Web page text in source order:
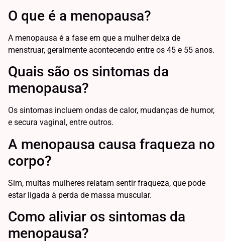
O que é a menopausa?
A menopausa é a fase em que a mulher deixa de
menstruar, geralmente acontecendo entre os 45 e 55 anos.
Quais são os sintomas da
menopausa?
Os sintomas incluem ondas de calor, mudanças de humor,
e secura vaginal, entre outros.
A menopausa causa fraqueza no
corpo?
Sim, muitas mulheres relatam sentir fraqueza, que pode
estar ligada à perda de massa muscular.
Como aliviar os sintomas da
menopausa?